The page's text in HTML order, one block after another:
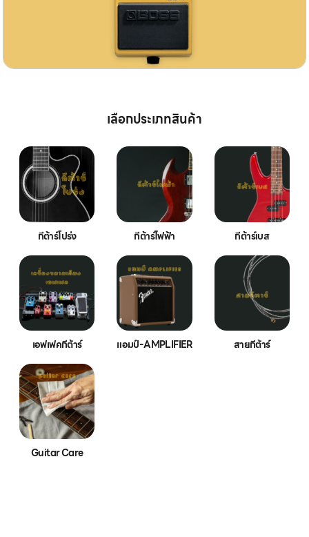
เลือกประเภทสินค้า
กีต้าร์โปร่ง กีต้าร์ไฟฟ้า กีต้าร์เบส
เอฟเฟคกีต้าร์ แอมป์-AMPLIFIER สายกีต้าร์
Guitar Care